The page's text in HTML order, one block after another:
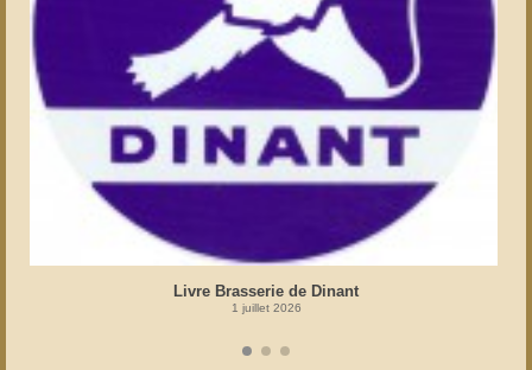
Livre Brasserie de Dinant
1 juillet 2026